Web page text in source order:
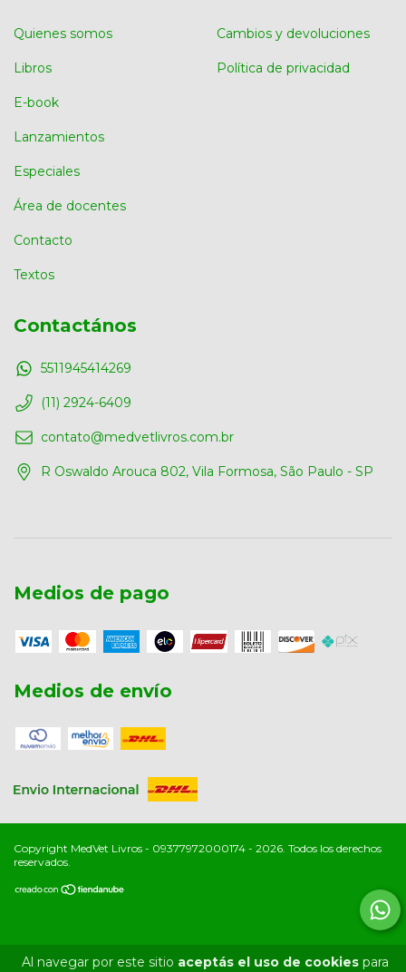
Al navegar por este sitio aceptás el uso de cookiespara
Quienes somos
Libros
E-book
Lanzamientos
Especiales
Área de docentes
Contacto
Textos
Cambios y devoluciones
Política de privacidad
Contactános
5511945414269
(11) 2924-6409
contato@medvetlivros.com.br
R Oswaldo Arouca 802, Vila Formosa, São Paulo - SP
Medios de pago
Medios de envío
Copyright MedVet Livros - 09377972000174 - 2026. Todos los derechos
reservados.